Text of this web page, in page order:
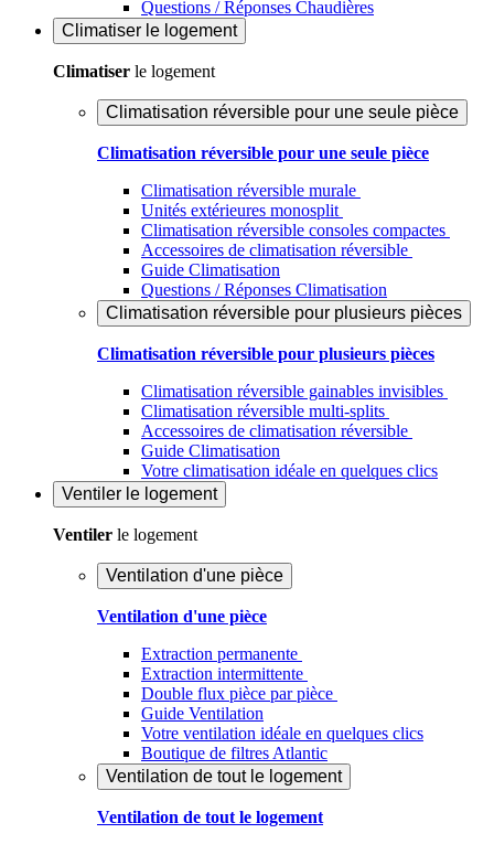
Questions / Réponses Chaudières
Climatiser le logement
Climatiser le logement
Climatisation réversible pour une seule pièce
Climatisation réversible pour une seule pièce
Climatisation réversible murale
Unités extérieures monosplit
Climatisation réversible consoles compactes
Accessoires de climatisation réversible
Guide Climatisation
Questions / Réponses Climatisation
Climatisation réversible pour plusieurs pièces
Climatisation réversible pour plusieurs pièces
Climatisation réversible gainables invisibles
Climatisation réversible multi-splits
Accessoires de climatisation réversible
Guide Climatisation
Votre climatisation idéale en quelques clics
Ventiler le logement
Ventiler le logement
Ventilation d'une pièce
Ventilation d'une pièce
Extraction permanente
Extraction intermittente
Double flux pièce par pièce
Guide Ventilation
Votre ventilation idéale en quelques clics
Boutique de filtres Atlantic
Ventilation de tout le logement
Ventilation de tout le logement